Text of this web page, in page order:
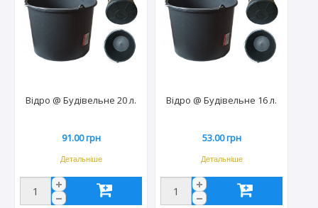
Відро @ Будівельне 20 л.
91.00 грн
Детальніше
Відро @ Будівельне 16 л.
53.00 грн
Детальніше